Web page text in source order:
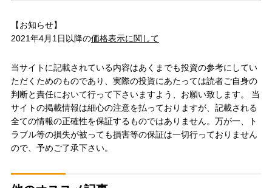
【お知らせ】
2021年4月1日以降の価格表示に関して
当サイトに記載されている内容はあくまでも投資の参考にしてい
ただくためのものであり、実際の投資にあたっては読者ご自身の
判断と責任において行って下さいますよう、お願い致します。 当
サイトの掲載情報は細心の注意を払っておりますが、記載される
全ての情報の正確性を保証するものではありません。万が一、ト
ラブル等の損失が被っても損害等の保証は一切行っておりません
ので、予めご了承下さい。